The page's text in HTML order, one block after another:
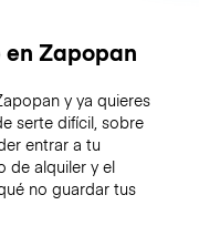
Zapopan
y ya quieres
serte difícil, sobre
entrar a tu
de alquiler y el
no guardar tus